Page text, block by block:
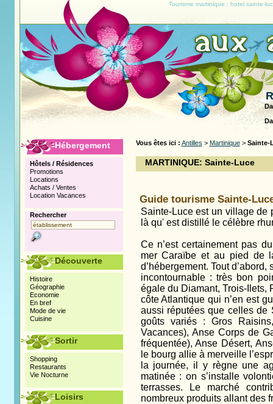
Tourisme martinique : hotel sainte-
Vous êtes ici : Antilles > Martinique> Sainte-
MARTINIQUE: Sainte-Luce
Guide tourisme Sainte-
Sainte-Luce est un village de
là qu' est distillé le célèbre
Ce n’est certainement pas
mer Caraïbe et au pied de
d’hébergement. Tout
incontournable : très bon
égale du Diamant, Trois-Ilets,
côte Atlantique qui n’en est
aussi réputées que celles de
goûts variés : Gros
Vacances), Anse Corps de
fréquentée), Anse Désert,
le bourg allie à merveille
la journée, il y règne une
matinée : on s’installe
terrasses. Le marché
nombreux produits allant des
Hébergement
Hôtels / Résidences
Promotions
Locations
Achats / Ventes
Location Vacances
Rechercher
Découverte
Histoire
Géographie
Economie
En bref
Mode de vie
Cuisine
Sortir
Shopping
Restaurants
Vie Nocturne
Loisirs